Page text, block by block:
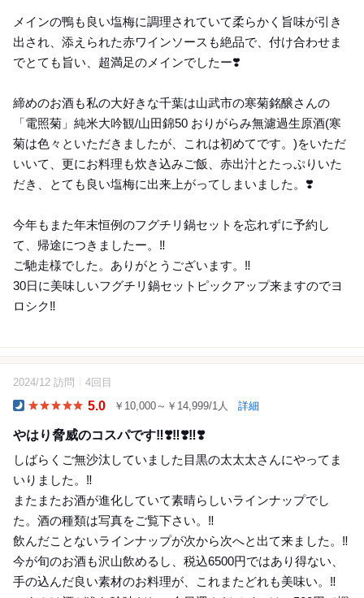
メインの鴨も良い塩梅に調理されていて柔らかく旨味が引き
出され、添えられた赤ワインソースも絶品で、付け合わせま
でとても旨い、超満足のメインでしたー❣️
締めのお酒も私の大好きな千葉は山武市の寒菊銘醸さんの
「電照菊」純米大吟観/山田錦50 おりがらみ無濾過生原酒(寒
菊は色々といただきましたが、これは初めてです。)をいただ
いいて、更にお料理も炊き込みご飯、赤出汁とたっぷりいた
だき、とても良い塩梅に出来上がってしまいました。❣️
今年もまた年末恒例のフグチリ鍋セットを忘れずに予約し
て、帰途につきましたー。‼️
ご馳走様でした。ありがとうございます。‼️
30日に美味しいフグチリ鍋セットピックアップ来ますのでヨ
ロシク‼️
15
2024/12 訪問 4回目
5.0 ￥10,000～￥14,999/1人 詳細
やはり脅威のコスパです‼️❣️‼️❣️‼️❣️
しばらくご無沙汰していました目黒の太太太さんにやってま
いりました。‼️
またまたお酒が進化していて素晴らしいラインナップでし
た。酒の種類は写真をご覧下さい。‼️
飲んだことないラインナップが次から次へと出て来ました。‼️
今が旬のお酒も沢山飲めるし、税込6500円ではあり得ない、
手の込んだ良い素材のお料理が、これまたどれも美味い。‼️